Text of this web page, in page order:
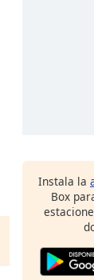
Instala la
Box